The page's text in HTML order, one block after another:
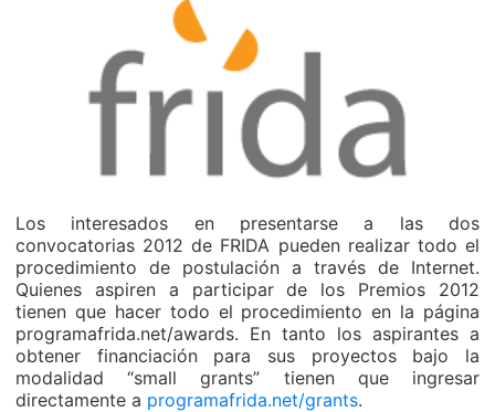
Los interesados en presentarse a las dos
convocatorias 2012 de FRIDA pueden realizar todo el
procedimiento de postulación a través de Internet.
Quienes aspiren a participar de los Premios 2012
tienen que hacer todo el procedimiento en la página
programafrida.net/awards. En tanto los aspirantes a
obtener financiación para sus proyectos bajo la
modalidad “small grants” tienen que ingresar
directamente a programafrida.net/grants.